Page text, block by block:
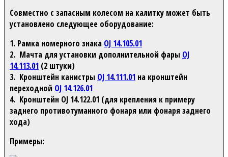
Совместно с запасным колесом на калитку может быть
установлено следующее оборудование:
1. Рамка номерного знака OJ 14.105.01
2. Мачта для установки дополнительной фары OJ
14.113.01 (2 штуки)
3. Кронштейн канистры OJ 14.111.01 на кронштейн
переходной OJ 14.126.01
4. Кронштейн OJ 14.122.01 (для крепления к примеру
заднего противотуманного фонаря или фонаря заднего
хода)
Примеры: